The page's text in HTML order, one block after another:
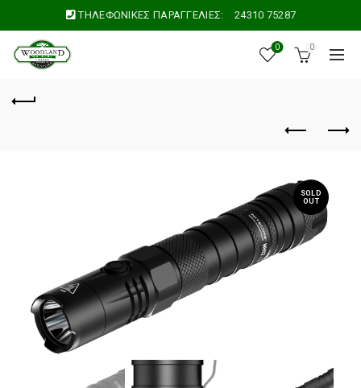
ΤΗΛΕΦΩΝΙΚΕΣ ΠΑΡΑΓΓΕΛΙΕΣ: 24310 75287
0 0
SOLD
OUT